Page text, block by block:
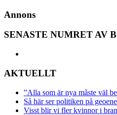
Annons
SENASTE NUMRET AV
AKTUELLT
”Alla som är nya måste väl
Så här ser politiken på
Visst blir vi fler kvinnor i